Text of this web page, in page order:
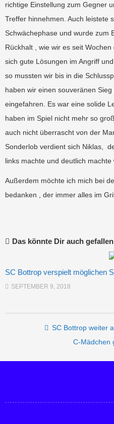
richtige Einstellung zum Gegner
Treffer hinnehmen. Auch leistete
Schwächephase und wurde zum
Rückhalt , wie wir es seit
sich gute Lösungen im Angriff
so mussten wir bis in die
haben wir einen souveränen
eingefahren. Es war eine solide
haben im Spiel nicht mehr so
auch nicht überrascht von der
Sonderlob verdient sich Niklas,
links machte und deutlich machte
Außerdem möchte ich mich bei
bedanken , der immer alles im
Das könnte Dir auch
SC Bottrop verspielt möglichen
SEPTEMBER 9, 2018
Post SC Bottrop weiter
C-Mädchen